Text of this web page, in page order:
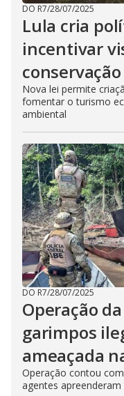
DO R7/28/07/2025
Lula cria
incentivar
Nova lei permite
fomentar o turismo
ambiental
DO R7/28/07/2025
Operação
garimpos
ameaçada
Operação contou
agentes